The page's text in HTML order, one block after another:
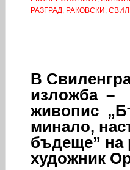
РАЗГРАД, РАКОВСКИ ,
В
изложба –
живопис
минало,
бъдеще” на
художник